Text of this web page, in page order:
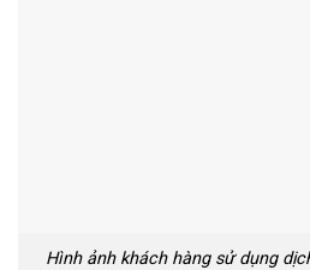
Hình ảnh khách hàng sử dụng